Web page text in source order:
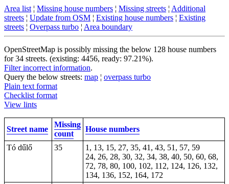
Area list ¦ Missing house numbers ¦ Missing streets ¦ Additional
streets ¦ Update from OSM ¦ Existing house numbers ¦ Existing
streets ¦ Overpass turbo ¦ Area boundary
OpenStreetMap is possibly missing the below 128 house numbers
for 34 streets. (existing: 4456, ready: 97.21%).
Filter incorrect information.
Query the below streets: map ¦ overpass turbo
Plain text format
Checklist format
View lints
Street name
Missing
count
House numbers
Tó dűlő 35
1, 13, 15, 27, 35, 41, 43, 51, 57, 59
24, 26, 28, 30, 32, 34, 38, 40, 50, 60, 68,
72, 78, 80, 100, 102, 112, 124, 126, 132,
134, 136, 152, 164, 172